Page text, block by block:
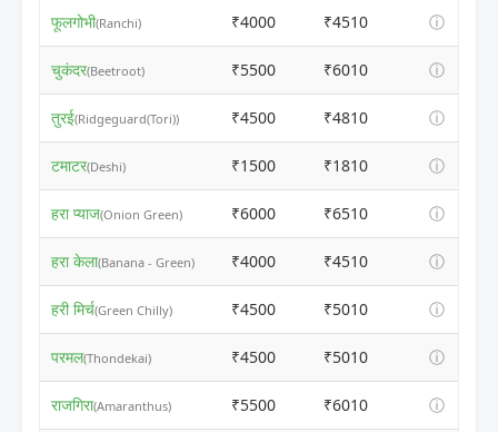
फूलगोभी(Ranchi) ₹4000 ₹4510 ⓘ
चुकंदर(Beetroot) ₹5500 ₹6010 ⓘ
तुरई(Ridgeguard(Tori)) ₹4500 ₹4810 ⓘ
टमाटर(Deshi) ₹1500 ₹1810 ⓘ
हरा प्याज(Onion Green) ₹6000 ₹6510 ⓘ
हरा केला(Banana - Green) ₹4000 ₹4510 ⓘ
हरी मिर्च(Green Chilly) ₹4500 ₹5010 ⓘ
परमल(Thondekai) ₹4500 ₹5010 ⓘ
राजगिरा(Amaranthus) ₹5500 ₹6010 ⓘ